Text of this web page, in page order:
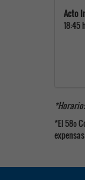
Acto
18:45
*El 58º